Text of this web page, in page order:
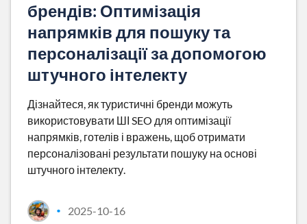
брендів: Оптимізація
напрямків для пошуку та
персоналізації за допомогою
штучного інтелекту
Дізнайтеся, як туристичні бренди можуть
використовувати ШІ SEO для оптимізації
напрямків, готелів і вражень, щоб отримати
персоналізовані результати пошуку на основі
штучного інтелекту.
• 2025-10-16